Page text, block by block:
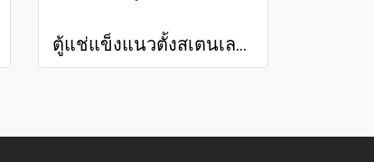
ตู้แช่แข็งแนวตั้งสเตนเลสเกรด 201 18.7 คิว SRF-0612